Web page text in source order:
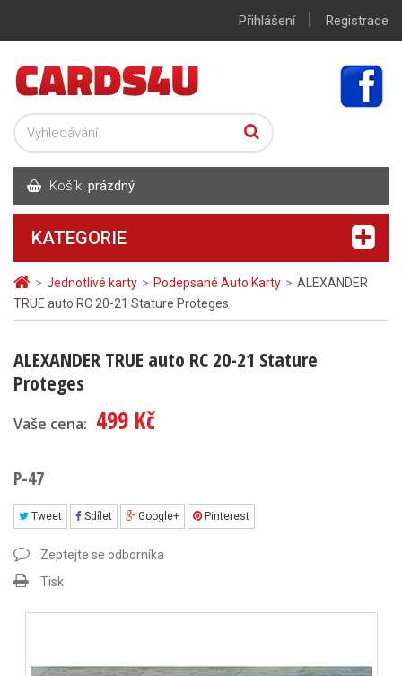
> Jednotlivé karty > Podepsané Auto Karty > ALEXANDER
TRUE auto RC 20-21 Stature Proteges
ALEXANDER TRUE auto RC 20-21 Stature
Proteges
Vaše cena: 499 Kč
P-47
Tweet Sdílet Google+ Pinterest
Zeptejte se odborníka
Tisk
Přihlášení | Registrace
Košík: prázdný
KATEGORIE